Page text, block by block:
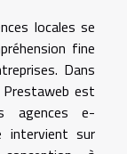
locales se
fine
Dans
est
agences e-
intervient sur